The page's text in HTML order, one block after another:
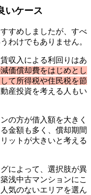
いケース
すめしましたが、すべ
わけでもありません。
収入による利回りはあ
価償却費をはじめとし
て所得税や住民税を節
産投資を考える人もい
の方が借入額を大きく
金額も多く、償却期間
ットが大きいと考える
によって、選択肢が異
浅中古マンションにこ
気のないエリアを選ん